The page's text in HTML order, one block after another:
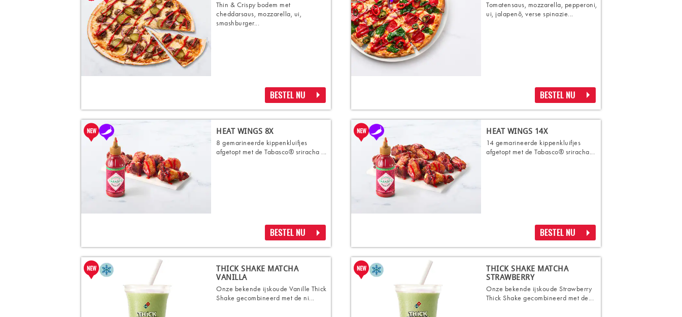
Thin & Crispy bodem met
cheddarsaus, mozzarella, ui,
smashburger...
BESTEL NU
Tomatensaus, mozzarella, pepperoni,
ui, jalapenõ, verse spinazie...
BESTEL NU
HEAT WINGS 8X
8 gemarineerde kippenkluifjes
afgetopt met de Tabasco® sriracha ...
BESTEL NU
HEAT WINGS 14X
14 gemarineerde kippenkluifjes
afgetopt met de Tabasco® sriracha...
BESTEL NU
THICK SHAKE MATCHA
VANILLA
Onze bekende ijskoude Vanille Thick
Shake gecombineerd met de ni...
THICK SHAKE MATCHA
STRAWBERRY
Onze bekende ijskoude Strawberry
Thick Shake gecombineerd met de...